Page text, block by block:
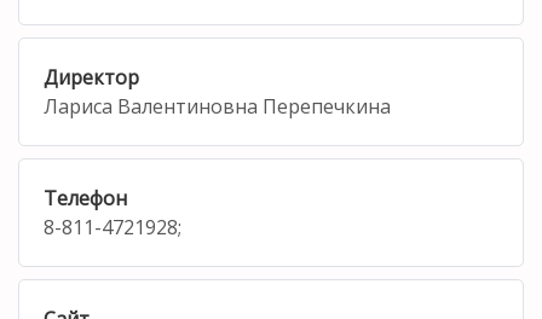
Директор
Лариса Валентиновна Перепечкина
Телефон
8-811-4721928;